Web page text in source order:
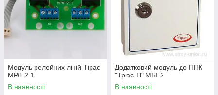
Модуль релейних ліній Тірас
МРЛ-2.1
В наявності
Додатковий модуль до ППК
"Тріас-П" МБІ-2
В наявності